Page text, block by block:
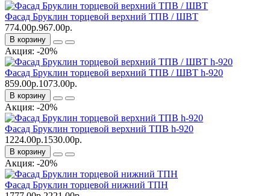
Фасад Бруклин торцевой верхний ТПВ / ШВТ
774.00р.967.00р.
В корзину
Акция: -20%
Фасад Бруклин торцевой верхний ТПВ / ШВТ h-920
859.00р.1073.00р.
В корзину
Акция: -20%
Фасад Бруклин торцевой верхний ТПВ h-920
1224.00р.1530.00р.
В корзину
Акция: -20%
Фасад Бруклин торцевой нижний ТПН